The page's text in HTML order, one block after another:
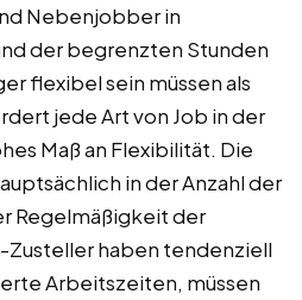
Nebenjobber in
der begrenzten Stunden
flexibel sein müssen als
jede Art von Job in der
Maß an Flexibilität. Die
in der Anzahl der
Regelmäßigkeit der
haben tendenziell
Arbeitszeiten, müssen